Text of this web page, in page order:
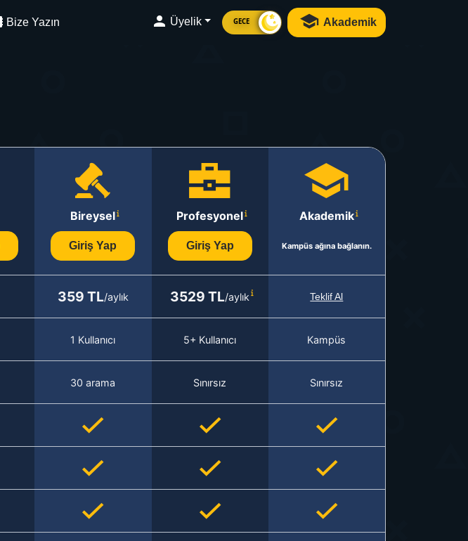
Bize Yazın Üyelik GECE Akademik
Bireysel
Giriş Yap
Profesyonel
Giriş Yap
Akademik
Kampüs ağına bağlanın.
359 TL/aylık 3529 TL/aylık Teklif Al
1 Kullanıcı 5+ Kullanıcı Kampüs
30 arama Sınırsız Sınırsız